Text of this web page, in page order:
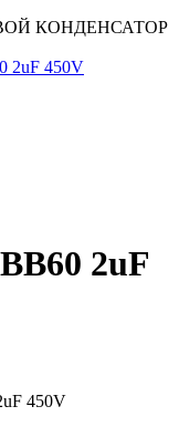
КОНДЕНСАТОР
2uF
450V